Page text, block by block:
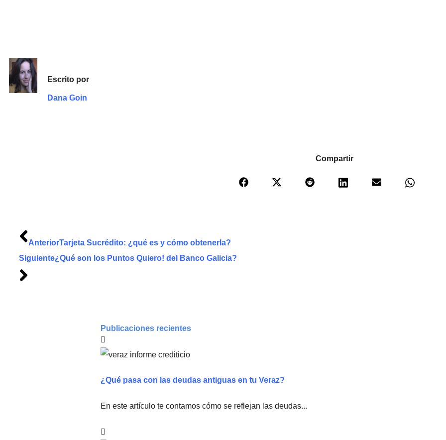
Escrito por
Dana Goin
Compartir
AnteriorTarjeta Sucrédito: ¿qué es y cómo obtenerla?
Siguiente¿Qué son los Puntos Quiero! del Banco Galicia?
Publicaciones recientes
¿Qué pasa con las deudas antiguas en tu Veraz?
En este artículo te contamos cómo se reflejan las deudas...